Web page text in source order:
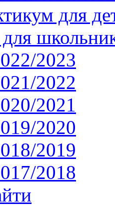
для
2023
2022
2021
2020
2019
2018